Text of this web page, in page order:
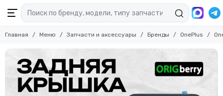
Главная Меню Запчасти и аксессуары Бренды OnePlus